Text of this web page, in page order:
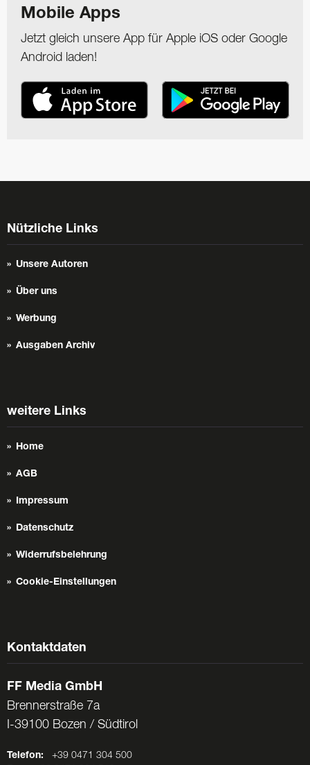
Mobile Apps
Jetzt gleich unsere App für Apple iOS oder Google
Android laden!
Nützliche Links
Unsere Autoren
Über uns
Werbung
Ausgaben Archiv
weitere Links
Home
AGB
Impressum
Datenschutz
Widerrufsbelehrung
Cookie-Einstellungen
Kontaktdaten
FF Media GmbH
Brennerstraße 7a
I-39100 Bozen / Südtirol
Telefon: +39 0471 304 500